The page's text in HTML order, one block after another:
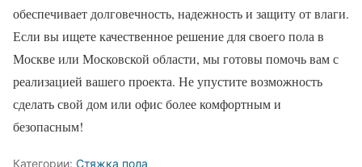
обеспечивает долговечность, надежность и защиту от влаги.
Если вы ищете качественное решение для своего пола в
Москве или Московской области, мы готовы помочь вам с
реализацией вашего проекта. Не упустите возможность
сделать свой дом или офис более комфортным и
безопасным!
Категории: Стяжка пола